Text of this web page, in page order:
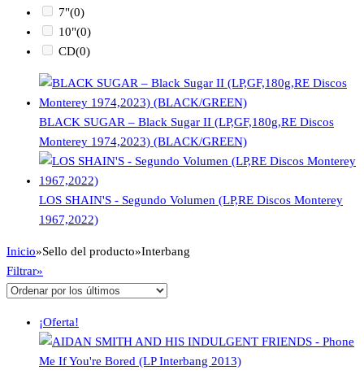
7"(0)
10"(0)
CD(0)
BLACK SUGAR – Black Sugar II (LP,GF,180g,RE Discos
Monterey 1974,2023) (BLACK/GREEN)
LOS SHAIN'S - Segundo Volumen (LP,RE Discos Monterey
1967,2022)
Inicio»Sello del producto»Interbang
Filtrar»
¡Oferta!